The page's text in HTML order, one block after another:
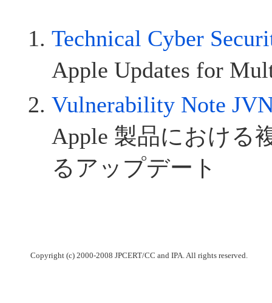
Technical Cyber
Apple Updates for
Vulnerability Note
Apple 製品における
るアップデート
Copyright (c) 2000-2008 JPCERT/CC and IPA. All rights reserved.